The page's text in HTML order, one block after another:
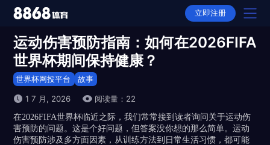
首页
产品
选择
下载
立即注册
运动伤害预防指南：如何在2026FIFA
世界杯期间保持健康？
世界杯网投平台 故事
1 7 月, 2026
阅读量：22
在2026FIFA世界杯临近之际，我们常常接到读者询问关于运动伤
害预防的问题。这是个好问题，但答案没你想的那么简单。运动
伤害预防涉及多方面因素，从训练方法到日常生活习惯，都可能